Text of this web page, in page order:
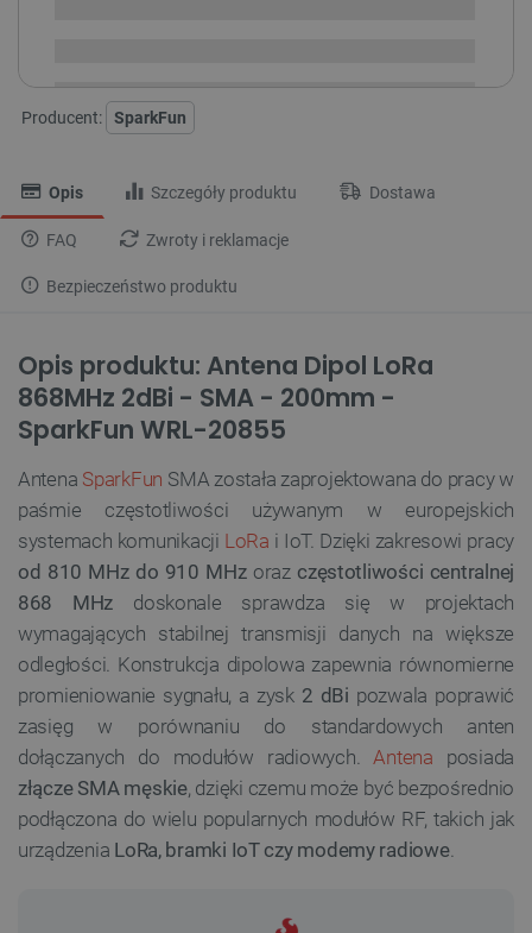
Producent: SparkFun
Opis Szczegóły produktu Dostawa
FAQ Zwroty i reklamacje
Bezpieczeństwo produktu
Opis produktu: Antena Dipol LoRa
868MHz 2dBi - SMA - 200mm -
SparkFun WRL-20855
Antena SparkFun SMA została zaprojektowana do pracy w
paśmie częstotliwości używanym w europejskich
systemach komunikacji LoRa i IoT. Dzięki zakresowi pracy
od 810 MHz do 910 MHzoraz częstotliwości centralnej
868 MHz doskonale sprawdza się w projektach
wymagających stabilnej transmisji danych na większe
odległości. Konstrukcja dipolowa zapewnia równomierne
promieniowanie sygnału, a zysk2 dBi pozwala poprawić
zasięg w porównaniu do standardowych anten
dołączanych do modułów radiowych.Antena posiada
złącze SMA męskie, dzięki czemu może być bezpośrednio
podłączona do wielu popularnych modułów RF, takich jak
urządzenia LoRa, bramki IoT czy modemy radiowe.